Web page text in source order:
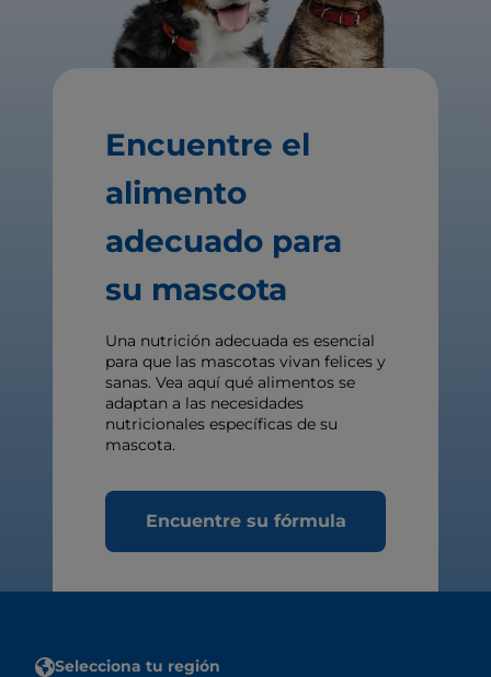
Encuentre el
alimento
adecuado para
su mascota
Una nutrición adecuada es esencial
para que las mascotas vivan felices y
sanas. Vea aquí qué alimentos se
adaptan a las necesidades
nutricionales específicas de su
mascota.
Encuentre su fórmula
Selecciona tu región